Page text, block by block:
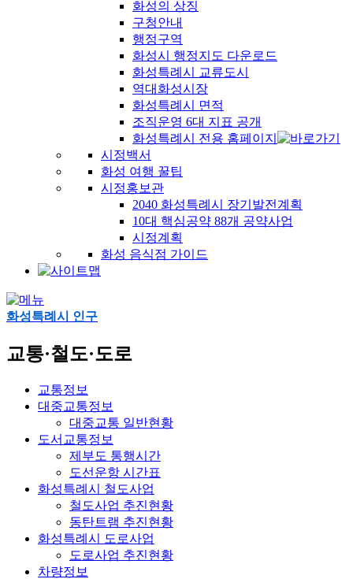
화성의 상징
구청안내
행정구역
화성시 행정지도 다운로드
화성특례시 교류도시
역대화성시장
화성특례시 면적
조직운영 6대 지표 공개
화성특례시 전용 홈페이지
시정백서
화성 여행 꿀팁
시정홍보관
2040 화성특례시 장기발전계획
10대 핵심공약 88개 공약사업
시정계획
화성 음식점 가이드
화성특례시 인구
교통·철도·도로
교통정보
대중교통정보
대중교통 일반현황
도서교통정보
제부도 통행시간
도선운항 시간표
화성특례시 철도사업
철도사업 추진현황
동탄트램 추진현황
화성특례시 도로사업
도로사업 추진현황
차량정보